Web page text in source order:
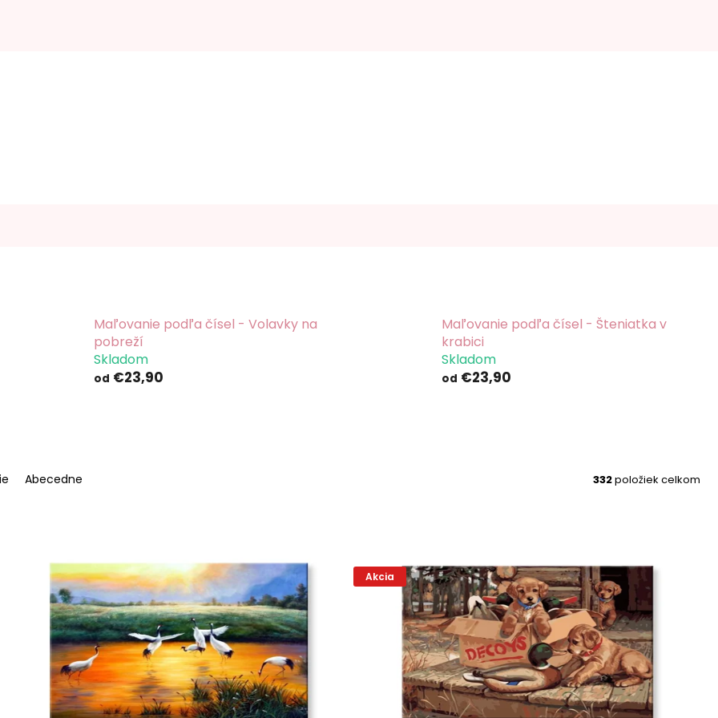
Maľovanie podľa čísel - Volavky na
pobreží
Skladom
od €23,90
Maľovanie podľa čísel - Šteniatka v
krabici
Skladom
od €23,90
Abecedne 332položiek celkom
Akcia